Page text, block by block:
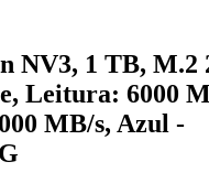
NV3, 1 TB, M.2
Leitura: 6000
MB/s, Azul -